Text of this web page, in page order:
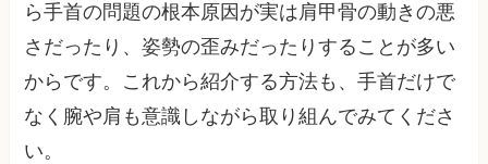
ら手首の問題の根本原因が実は肩甲骨の動きの悪
さだったり、姿勢の歪みだったりすることが多い
からです。これから紹介する方法も、手首だけで
なく腕や肩も意識しながら取り組んでみてくださ
い。